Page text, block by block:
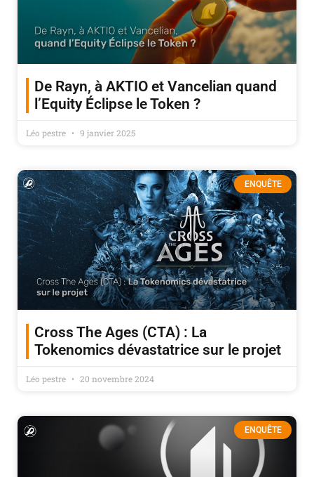
De Rayn, à AKTIO et Vancelian quand
l’Equity Éclipse le Token ?
Léo pestre 9 janvier 2025
ENQUÊTE
Cross The Ages (CTA) : La
Tokenomics dévastatrice sur le projet
Léo pestre 20 novembre 2024
ENQUÊTE